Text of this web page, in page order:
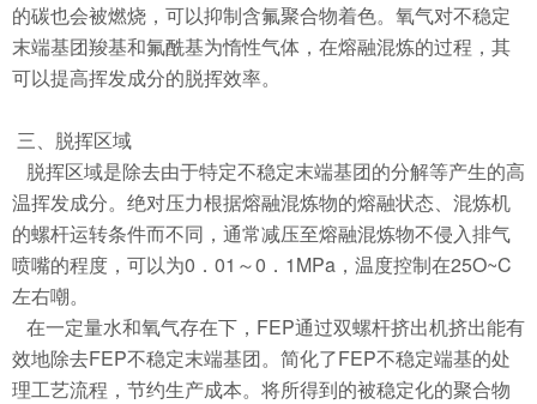
的碳也会被燃烧，可以抑制含氟聚合物着色。氧气对不稳定
末端基团羧基和氟酰基为惰性气体，在熔融混炼的过程，其
可以提高挥发成分的脱挥效率。
三、脱挥区域
脱挥区域是除去由于特定不稳定末端基团的分解等产生的高
温挥发成分。绝对压力根据熔融混炼物的熔融状态、混炼机
的螺杆运转条件而不同，通常减压至熔融混炼物不侵入排气
喷嘴的程度，可以为0．01～0．1MPa，温度控制在25O~C
左右嘲。
在一定量水和氧气存在下，FEP通过双螺杆挤出机挤出能有
效地除去FEP不稳定末端基团。简化了FEP不稳定端基的处
理工艺流程，节约生产成本。将所得到的被稳定化的聚合物